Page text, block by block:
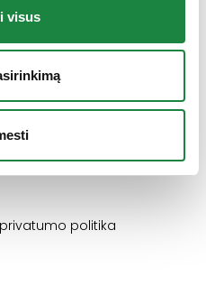
visus
taisyklės
politika